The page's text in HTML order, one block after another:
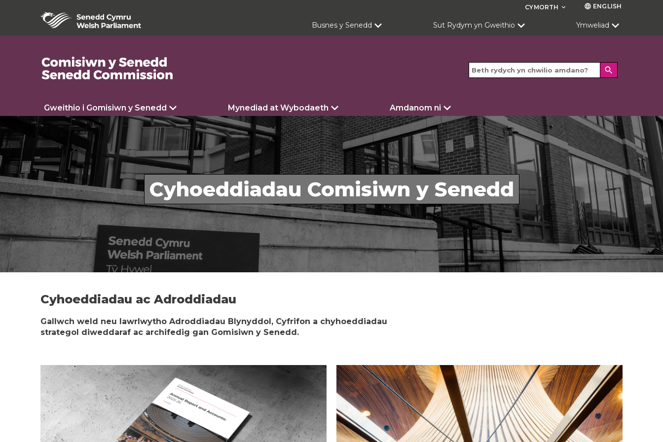
CYMORTH keyboard_arrow_down language ENGLISH
Busnes y Senedd Sut Rydym yn Gweithio Ymweliad
search
Gweithio i Gomisiwn y Senedd Mynediad at Wybodaeth Amdanom ni
Cyhoeddiadau Comisiwn y Senedd
Cyhoeddiadau ac Adroddiadau
Gallwch weld neu lawrlwytho Adroddiadau Blynyddol, Cyfrifon a chyhoeddiadau
strategol diweddaraf ac archifedig gan Gomisiwn y Senedd.